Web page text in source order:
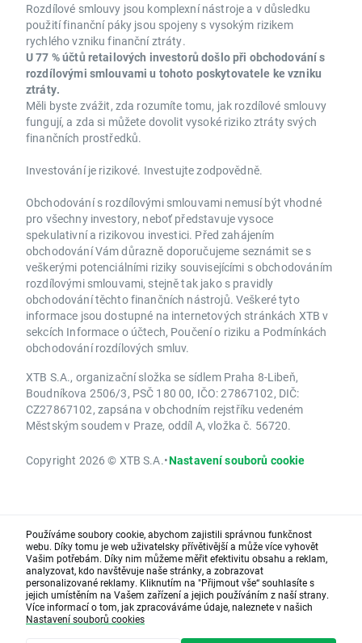
Rozdílové smlouvy jsou komplexní nástroje a v důsledku
použití finanční páky jsou spojeny s vysokým rizikem
rychlého vzniku finanční ztráty.
U 77 % účtů retailových investorů došlo při obchodování s
rozdílovými smlouvami u tohoto poskytovatele ke vzniku
ztráty.
Měli byste zvážit, zda rozumíte tomu, jak rozdílové smlouvy
fungují, a zda si můžete dovolit vysoké riziko ztráty svých
finančních prostředků.
Investování je rizikové. Investujte zodpovědně.
Obchodování s rozdílovými smlouvami nemusí být vhodné
pro všechny investory, neboť představuje vysoce
spekulativní a rizikovou investici. Před zahájením
obchodování Vám důrazně doporučujeme seznámit se s
veškerými potenciálními riziky souvisejícími s obchodováním
rozdílovými smlouvami, stejně tak jako s pravidly
obchodování těchto finančních nástrojů. Veškeré tyto
informace jsou dostupné na internetových stránkách XTB v
sekcích Informace o účtech, Poučení o riziku a Podmínkách
obchodování rozdílových smluv.
XTB S.A., organizační složka se sídlem Praha 8-Libeň,
Boudníkova 2506/3, PSČ 180 00, IČO: 27867102, DIČ:
CZ27867102, zapsána v obchodním rejstříku vedeném
Městským soudem v Praze, oddíl A, vložka č. 56720.
Copyright 2026 © XTB S.A.•Nastavení souborů cookie
Používáme soubory cookie, abychom zajistili správnou funkčnost
webu. Díky tomu je web uživatelsky přívětivější a může více vyhovět
Vašim potřebám. Díky nim můžeme měřit efektivitu obsahu a reklam,
analyzovat, kdo navštěvuje naše stránky, a zobrazovat
personalizované reklamy. Kliknutím na "Přijmout vše“ souhlasíte s
jejich umístěním na Vašem zařízení a jejich používáním z naší strany.
Více informací o tom, jak zpracováváme údaje, naleznete v našich
Nastavení souborů cookies